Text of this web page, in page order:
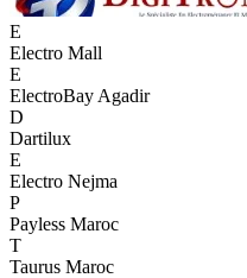
E
Electro Mall
E
ElectroBay Agadir
D
Dartilux
E
Electro Nejma
P
Payless Maroc
T
Taurus Maroc